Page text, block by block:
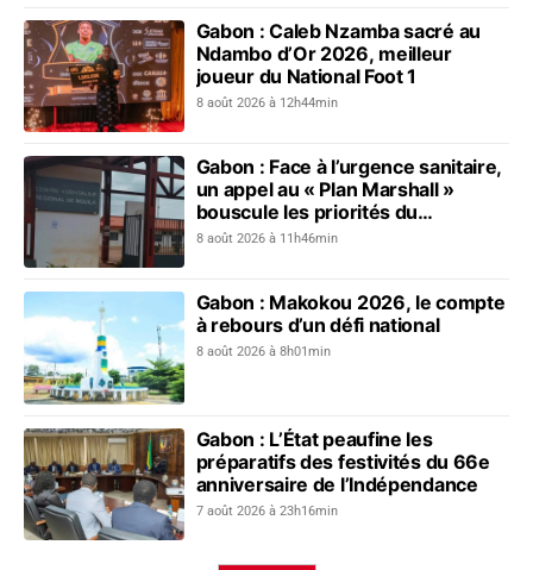
Gabon : Caleb Nzamba sacré au
Ndambo d’Or 2026, meilleur
joueur du National Foot 1
8 août 2026 à 12h44min
Gabon : Face à l’urgence sanitaire,
un appel au « Plan Marshall »
bouscule les priorités du
gouvernement
8 août 2026 à 11h46min
Gabon : Makokou 2026, le compte
à rebours d’un défi national
8 août 2026 à 8h01min
Gabon : L’État peaufine les
préparatifs des festivités du 66e
anniversaire de l’Indépendance
7 août 2026 à 23h16min